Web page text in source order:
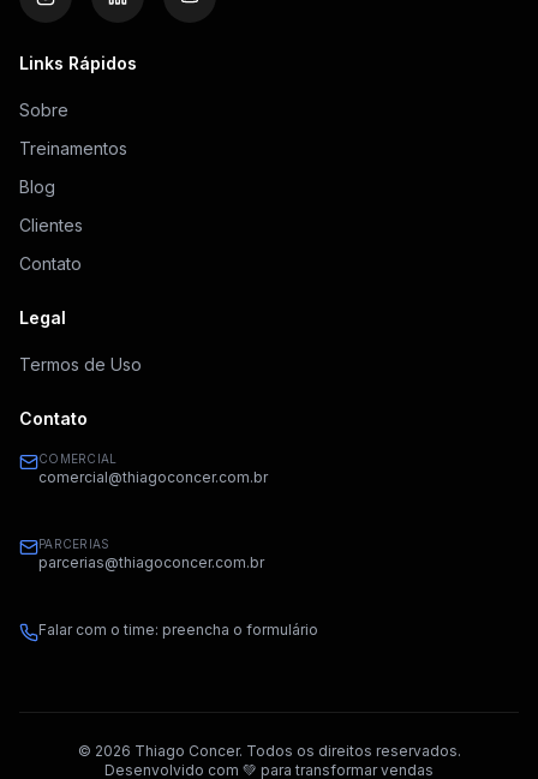
Links Rápidos
Sobre
Treinamentos
Blog
Clientes
Contato
Legal
Termos de Uso
Contato
COMERCIAL
comercial@thiagoconcer.com.br
PARCERIAS
parcerias@thiagoconcer.com.br
Falar com o time: preencha o formulário
© 2026 Thiago Concer. Todos os direitos reservados.
Desenvolvido com 💚 para transformar vendas